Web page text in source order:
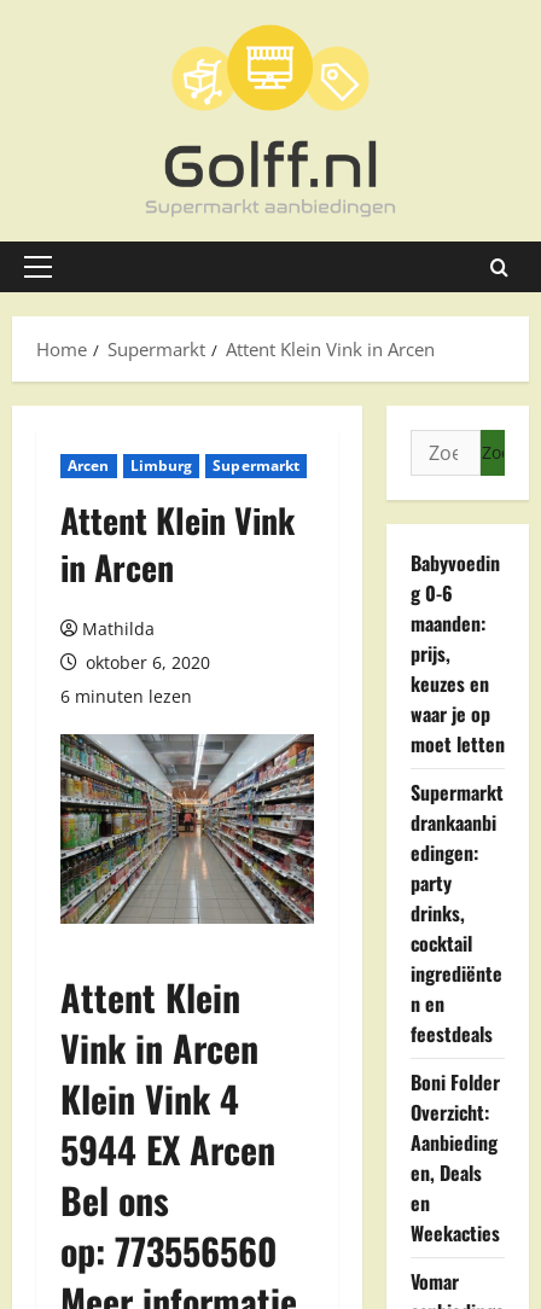
Primair
Home
Supermarkt Attent Klein Vink in Arcen
Arcen Limburg Supermarkt
Attent Klein Vink
in Arcen
Mathilda
oktober 6, 2020
6 minuten lezen
Attent Klein
Vink in Arcen
Klein Vink 4
5944 EX Arcen
Bel ons
op: 773556560
Zoeken
naar:
Babyvoedin
g 0-6
maanden:
prijs,
keuzes en
waar je op
moet letten
Supermarkt
drankaanbi
edingen:
party
drinks,
cocktail
ingrediënte
n en
feestdeals
Boni Folder
Overzicht:
Aanbieding
en, Deals
en
Weekacties
Vomar